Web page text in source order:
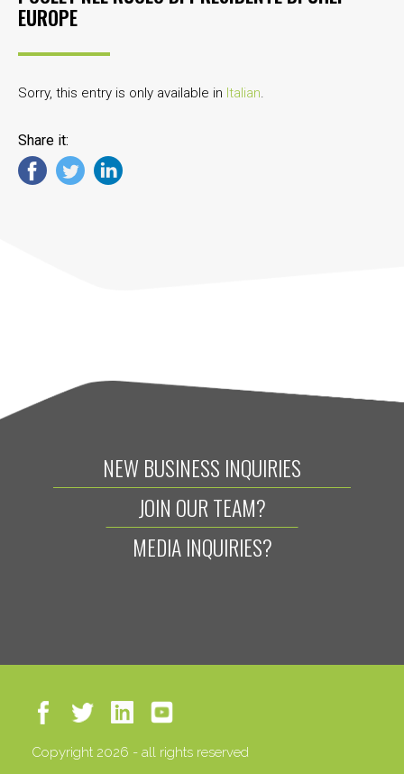
EUROPE
Sorry, this entry is only available in Italian.
Share it:
NEW BUSINESS INQUIRIES
JOIN OUR TEAM?
MEDIA INQUIRIES?
Copyright 2026 - all rights reserved